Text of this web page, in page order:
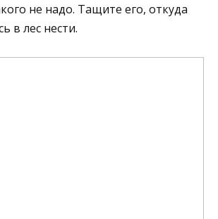
не надо. Тащите его, откуда
в лес нести.